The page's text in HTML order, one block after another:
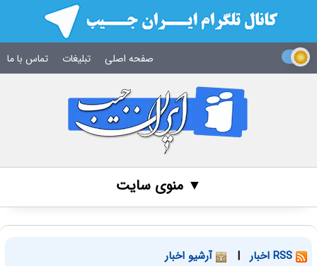
صفحه اصلی تبلیغات تماس با ما
▼ منوی سایت
| آرشیو اخبار